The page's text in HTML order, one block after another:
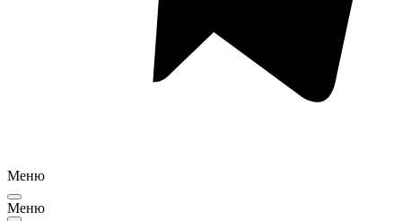
Меню
Меню